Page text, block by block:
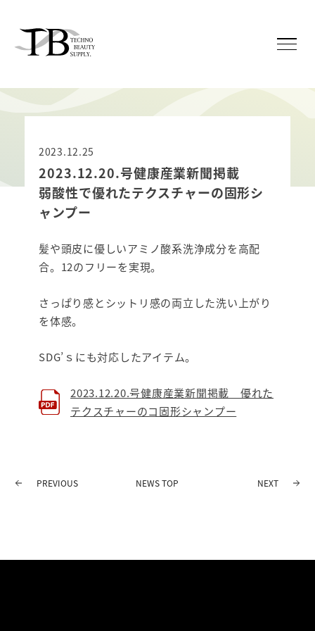
2023.12.25
2023.12.20.号健康産業新聞掲載
弱酸性で優れたテクスチャーの固形シ
ャンプー
髪や頭皮に優しいアミノ酸系洗浄成分を高配
合。12のフリーを実現。
さっぱり感とシットリ感の両立した洗い上がり
を体感。
SDG’ｓにも対応したアイテム。
2023.12.20.号健康産業新聞掲載 優れた
テクスチャーのコ固形シャンプー
PREVIOUS NEWS TOP NEXT